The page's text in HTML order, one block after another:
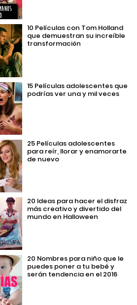
10 Películas con Tom Holland
que demuestran su increíble
transformación
15 Películas adolescentes que
podrías ver una y mil veces
25 Películas adolescentes
para reír, llorar y enamorarte
de nuevo
20 Ideas para hacer el disfraz
más creativo y divertido del
mundo en Halloween
20 Nombres para niño que le
puedes poner a tu bebé y
serán tendencia en el 2016